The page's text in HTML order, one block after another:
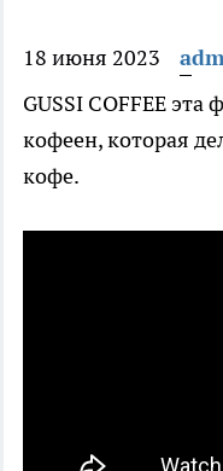
18 июня 2023
GUSSI COFFEE
кофеен, которая
кофе.